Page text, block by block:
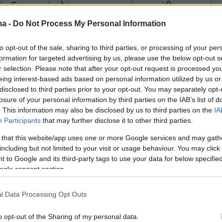
- Do Not Process My Personal Information
opt-out of the sale, sharing to third parties, or processing of your
for targeted advertising by us, please use the below opt-out
selection. Please note that after your opt-out request is processed
interest-based ads based on personal information utilized by us
to third parties prior to your opt-out. You may separately
of your personal information by third parties on the IAB’s list of
This information may also be disclosed by us to third parties on the
Participants that may further disclose it to other third parties.
that this website/app uses one or more Google services and may
but not limited to your visit or usage behaviour. You may
to Google and its third-party tags to use your data for below
consent section.
Data Processing Opt Outs
opt-out of the Sharing of my personal data.
Ερντογάν λέγοντας: «από το φόβο του
δεν μπορεί να δώσει. Πού είναι ότι είσαι
να προστατεύεις τη χώρα σου μέχρι τον
άμμου», είπε ο Κιλιτσντάρογλου
«έχουν καταλάβει 18 νησιά και κανείς δε